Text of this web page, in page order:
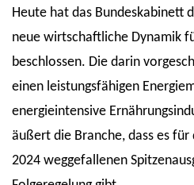
Heute hat das Bundeskabinett
neue wirtschaftliche Dynamik
beschlossen. Die darin
einen leistungsfähigen
energieintensive
äußert die Branche, dass es
2024 weggefallenen